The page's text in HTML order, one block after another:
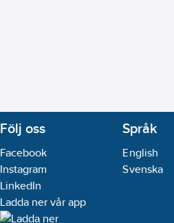
Följ oss
Facebook
Instagram
LinkedIn
Ladda ner vår app
Språk
English
Svenska